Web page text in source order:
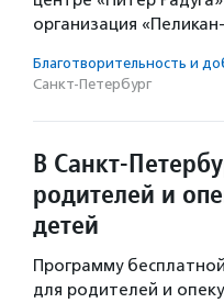
организация
Благотвори­тель­ность и
Санкт-Петербург
В Санкт-
родителей и
детей
Программу
для родителей и